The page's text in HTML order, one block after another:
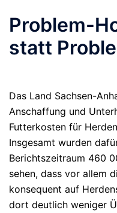
Problem-
statt
Das Land Sachsen-
Anschaffung und
Futterkosten für
Insgesamt wurden
Berichtszeitraum 460
sehen, dass vor allem
konsequent auf
dort deutlich weniger